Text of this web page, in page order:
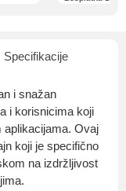
Specifikacije
i snažan
i korisnicima koji
aplikacijama. Ovaj
koji je specifično
na izdržljivost
nama
kupca